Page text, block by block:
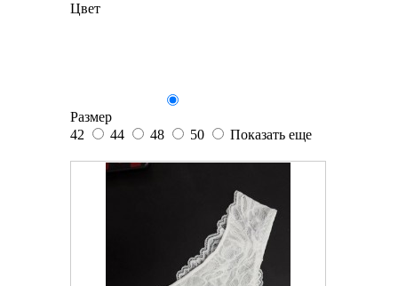
Цвет
Размер
42
44 48 50 Показать еще